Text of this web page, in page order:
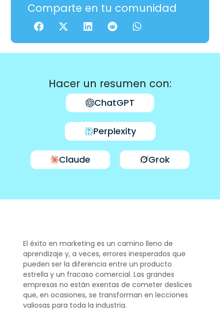
Comparte en tu comunidad
Hacer un resumen con:
ChatGPT
Perplexity
Claude Grok
El éxito en marketing es un camino lleno de
aprendizaje y, a veces, errores inesperados que
pueden ser la diferencia entre un producto
estrella y un fracaso comercial. Las grandes
empresas no están exentas de cometer deslices
que, en ocasiones, se transforman en lecciones
valiosas para toda la industria.